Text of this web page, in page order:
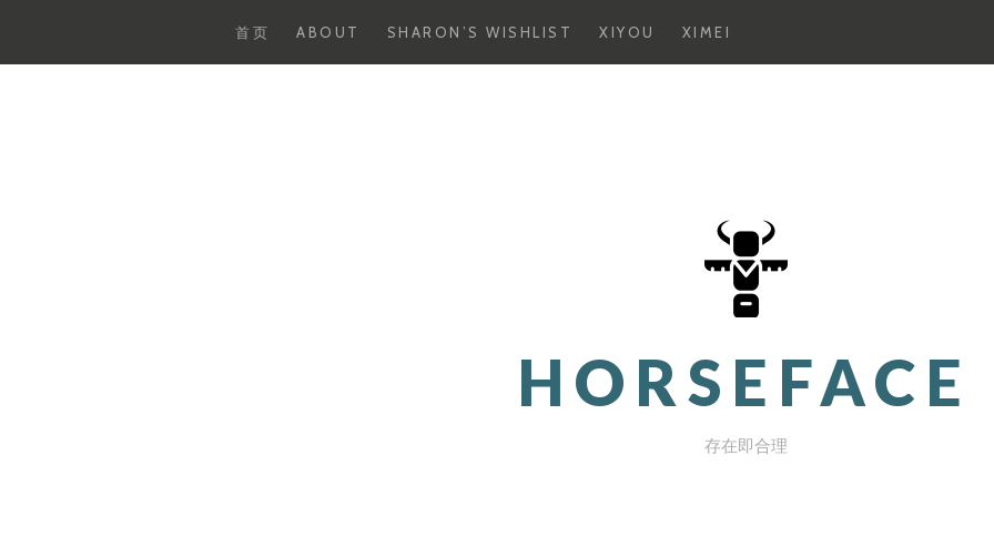
首页 ABOUT SHARON’S WISHLIST XIYOU XIMEI
HORSEFACE
存在即合理